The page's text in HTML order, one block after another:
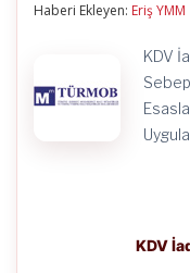
Haberi Ekleyen: Eriş YMM
KDV
KDV